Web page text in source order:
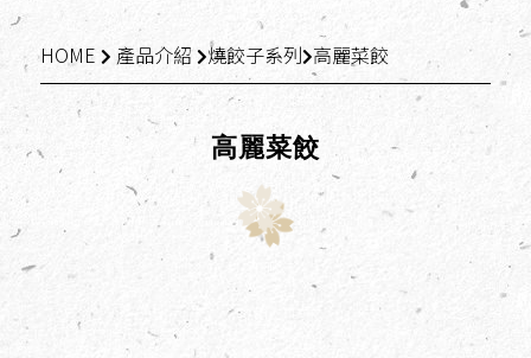
HOME 產品介紹 燒餃子系列 高麗菜餃
高麗菜餃